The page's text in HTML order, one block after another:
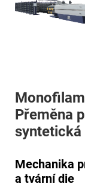
Přeměna
syntetická
Mechanika
a tvární die